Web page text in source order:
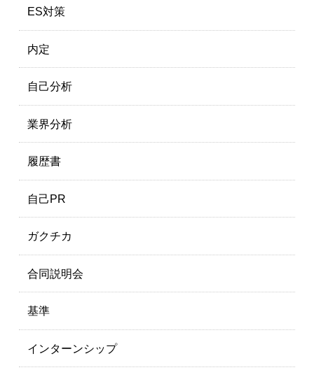
ES対策
内定
自己分析
業界分析
履歴書
自己PR
ガクチカ
合同説明会
基準
インターンシップ